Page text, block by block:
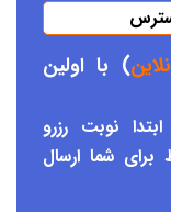
) با اولین
نوبت رزرو
شما ارسال